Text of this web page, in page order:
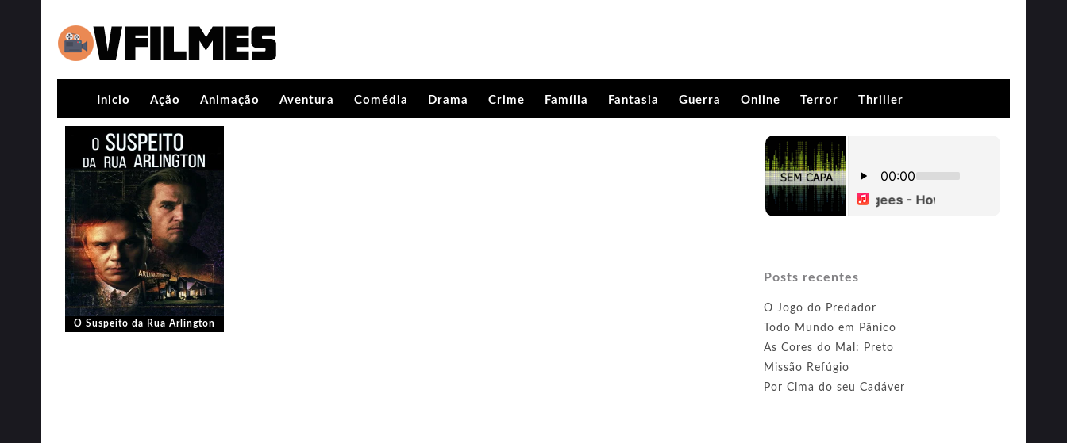
Inicio Ação Animação Aventura Comédia Drama Crime Família Fantasia Guerra Online Terror Thriller
O Suspeito da Rua Arlington
Posts recentes
O Jogo do Predador
Todo Mundo em Pânico
As Cores do Mal: Preto
Missão Refúgio
Por Cima do seu Cadáver